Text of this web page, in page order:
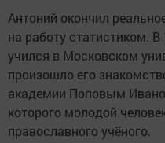
Антоний окончил
на работу статистиком.
учился в Московском
произошло его
академии Поповым
которого молодой
православного учёного.